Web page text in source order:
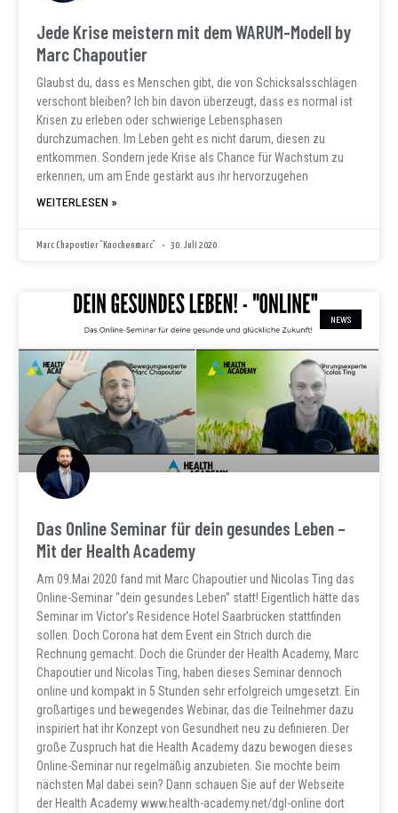
Jede Krise meistern mit dem WARUM-Modell by
Marc Chapoutier
Glaubst du, dass es Menschen gibt, die von Schicksalsschlägen
verschont bleiben? Ich bin davon überzeugt, dass es normal ist
Krisen zu erleben oder schwierige Lebensphasen
durchzumachen. Im Leben geht es nicht darum, diesen zu
entkommen. Sondern jede Krise als Chance für Wachstum zu
erkennen, um am Ende gestärkt aus ihr hervorzugehen
WEITERLESEN »
Marc Chapoutier "Knochenmarc" 30. Juli 2020
NEWS
Das Online Seminar für dein gesundes Leben –
Mit der Health Academy
Am 09.Mai 2020 fand mit Marc Chapoutier und Nicolas Ting das
Online-Seminar “dein gesundes Leben” statt! Eigentlich hätte das
Seminar im Victor’s Residence Hotel Saarbrücken stattfinden
sollen. Doch Corona hat dem Event ein Strich durch die
Rechnung gemacht. Doch die Gründer der Health Academy, Marc
Chapoutier und Nicolas Ting, haben dieses Seminar dennoch
online und kompakt in 5 Stunden sehr erfolgreich umgesetzt. Ein
großartiges und bewegendes Webinar, das die Teilnehmer dazu
inspiriert hat ihr Konzept von Gesundheit neu zu definieren. Der
große Zuspruch hat die Health Academy dazu bewogen dieses
Online-Seminar nur regelmäßig anzubieten. Sie möchte beim
nächsten Mal dabei sein? Dann schauen Sie auf der Webseite
der Health Academy www.health-academy.net/dgl-online dort